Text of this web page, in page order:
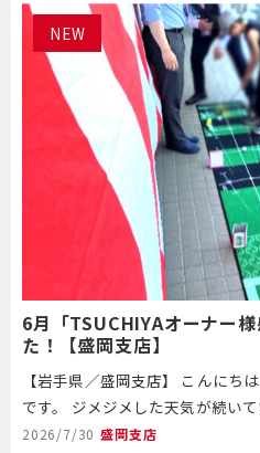
NEW
6月「TSUCHIYAオーナー
た！【盛岡支店】
【岩手県／盛岡支店】 こんにち
です。 ジメジメした天気が続い
2026/7/30 盛岡支店